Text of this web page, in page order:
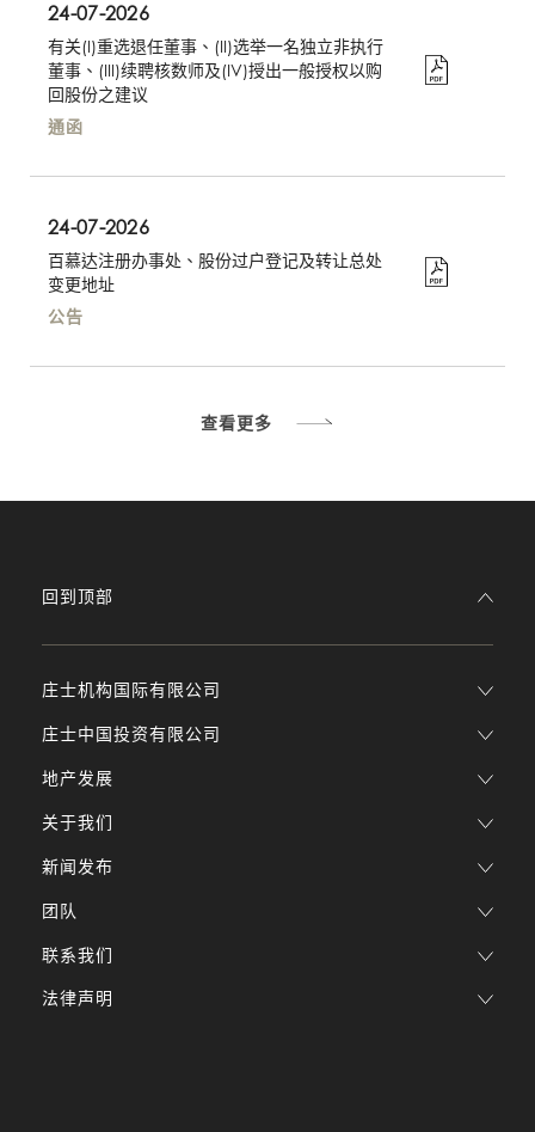
24-07-2026
有关(I)重选退任董事、(II)选举一名独立非执行
董事、(III)续聘核数师及(IV)授出一般授权以购
回股份之建议
通函
24-07-2026
百慕达注册办事处、股份过户登记及转让总处
变更地址
公告
查看更多
庄士机构国际有限公司
庄士中国投资有限公司
地产发展
关于我们
新闻发布
团队
回到顶部
联系我们
法律声明